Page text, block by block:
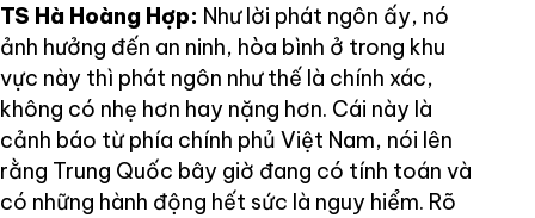
TS Hà Hoàng Hợp: Như lời phát ngôn ấy, nó
ảnh hưởng đến an ninh, hòa bình ở trong khu
vực này thì phát ngôn như thế là chính xác,
không có nhẹ hơn hay nặng hơn. Cái này là
cảnh báo từ phía chính phủ Việt Nam, nói lên
rằng Trung Quốc bây giờ đang có tính toán và
có những hành động hết sức là nguy hiểm. Rõ